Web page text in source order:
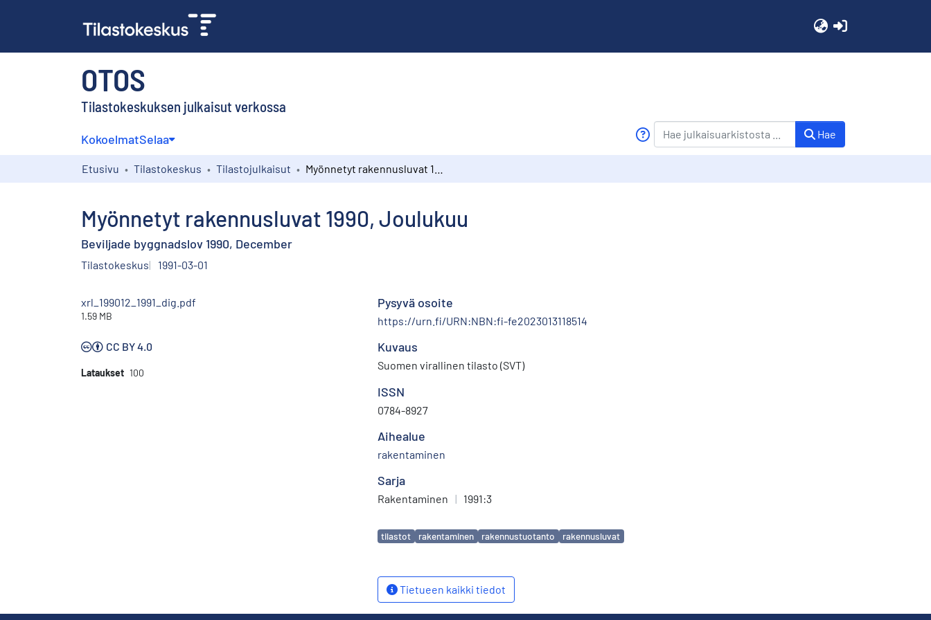
OTOS
Tilastokeskuksen julkaisut verkossa
KokoelmatSelaa Hae
Etusivu Tilastokeskus Tilastojulkaisut
Myönnetyt rakennusluvat 1990, Joulukuu
Beviljade byggnadslov 1990, December
Tilastokeskus 1991-03-01
xrl_199012_1991_dig.pdf
1.59 MB
CC BY 4.0
Lataukset 100
Pysyvä osoite
https://urn.fi/URN:NBN:fi-fe2023013118514
Kuvaus
Suomen virallinen tilasto (SVT)
ISSN
0784-8927
Aihealue
rakentaminen
Sarja
Rakentaminen | 1991:3
Avainsanat
tilastot rakentaminen rakennustuotanto rakennusluvat
Tietueen kaikki tiedot